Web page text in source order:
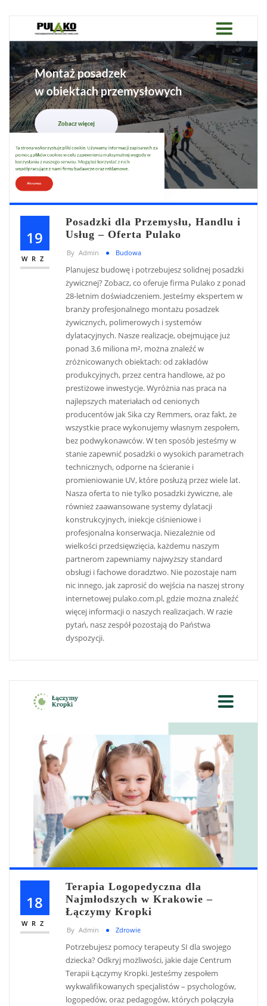
19
WRZ
Posadzki dla Przemysłu, Handlu i
Usług – Oferta Pulako
By Admin Budowa
Planujesz budowę i potrzebujesz solidnej posadzki
żywicznej? Zobacz, co oferuje firma Pulako z ponad
28-letnim doświadczeniem. Jesteśmy ekspertem w
branży profesjonalnego montażu posadzek
żywicznych, polimerowych i systemów
dylatacyjnych. Nasze realizacje, obejmujące już
ponad 3,6 miliona m², można znaleźć w
zróżnicowanych obiektach: od zakładów
produkcyjnych, przez centra handlowe, aż po
prestiżowe inwestycje. Wyróżnia nas praca na
najlepszych materiałach od cenionych
producentów jak Sika czy Remmers, oraz fakt, że
wszystkie prace wykonujemy własnym zespołem,
bez podwykonawców. W ten sposób jesteśmy w
stanie zapewnić posadzki o wysokich parametrach
technicznych, odporne na ścieranie i
promieniowanie UV, które posłużą przez wiele lat.
Nasza oferta to nie tylko posadzki żywiczne, ale
również zaawansowane systemy dylatacji
konstrukcyjnych, iniekcje ciśnieniowe i
profesjonalna konserwacja. Niezależnie od
wielkości przedsięwzięcia, każdemu naszym
partnerom zapewniamy najwyższy standard
obsługi i fachowe doradztwo. Nie pozostaje nam
nic innego, jak zaprosić do wejścia na naszej strony
internetowej pulako.com.pl, gdzie można znaleźć
więcej informacji o naszych realizacjach. W razie
pytań, nasz zespół pozostają do Państwa
dyspozycji.
18
WRZ
Terapia Logopedyczna dla
Najmłodszych w Krakowie –
Łączymy Kropki
By Admin Zdrowie
Potrzebujesz pomocy terapeuty SI dla swojego
dziecka? Odkryj możliwości, jakie daje Centrum
Terapii Łączymy Kropki. Jesteśmy zespołem
wykwalifikowanych specjalistów – psychologów,
logopedów, oraz pedagogów, których połączyła